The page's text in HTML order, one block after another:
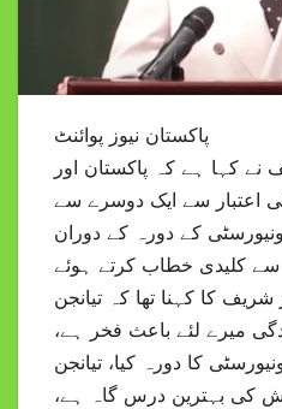
پاکستان نیوز پوائنٹ
کہا ہے کہ پاکستان اور
اعتبار سے ایک دوسرے سے
کے دورہ کے دوران
سے کلیدی خطاب کرتے ہوئے
کا کہنا تھا کہ تیانجن
میرے لئے باعث فخر ہے،
2017 میں یونیورسٹی کا دورہ کیا، تیانجن
کی بہترین درس گاہ ہے،